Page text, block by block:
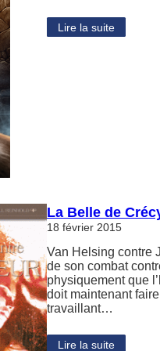
Lire la suite
La Belle de
18 février 2015
Van Helsing contre
de son combat
physiquement que
doit maintenant
travaillant…
Lire la suite